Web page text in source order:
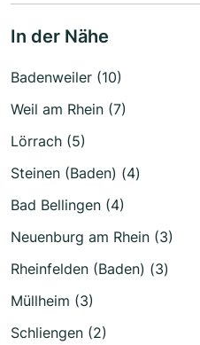
In der Nähe
Badenweiler (10)
Weil am Rhein (7)
Lörrach (5)
Steinen (Baden) (4)
Bad Bellingen (4)
Neuenburg am Rhein (3)
Rheinfelden (Baden) (3)
Müllheim (3)
Schliengen (2)